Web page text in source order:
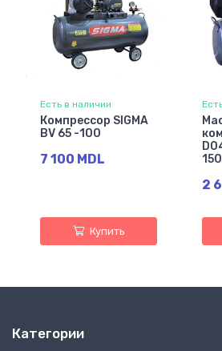
Есть в наличии
Компрессор SIGMA
BV 65 -100
7 100 MDL
Купить
2
Категории